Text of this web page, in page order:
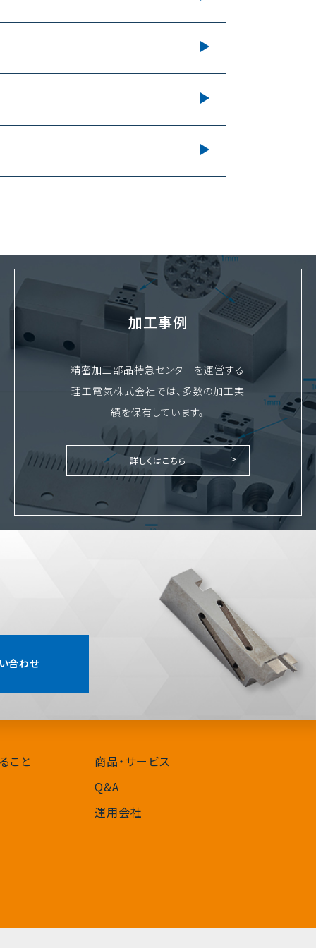
加工事例
精密加工部品特急センターを運営する
理工電気株式会社では、多数の加工実
績を保有しています。
詳しくはこちら
合わせ
こと
商品・サービス
Q&A
運用会社